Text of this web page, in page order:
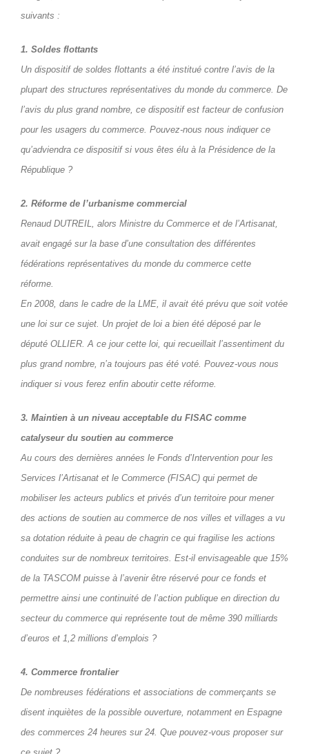
suivants :
1. Soldes flottants
Un dispositif de soldes flottants a été institué contre l’avis de la
plupart des structures représentatives du monde du commerce. De
l’avis du plus grand nombre, ce dispositif est facteur de confusion
pour les usagers du commerce. Pouvez-nous nous indiquer ce
qu’adviendra ce dispositif si vous êtes élu à la Présidence de la
République ?
2. Réforme de l’urbanisme commercial
Renaud DUTREIL, alors Ministre du Commerce et de l’Artisanat,
avait engagé sur la base d’une consultation des différentes
fédérations représentatives du monde du commerce cette
réforme.
En 2008, dans le cadre de la LME, il avait été prévu que soit votée
une loi sur ce sujet. Un projet de loi a bien été déposé par le
député OLLIER. A ce jour cette loi, qui recueillait l’assentiment du
plus grand nombre, n’a toujours pas été voté. Pouvez-vous nous
indiquer si vous ferez enfin aboutir cette réforme.
3. Maintien à un niveau acceptable du FISAC comme
catalyseur du soutien au commerce
Au cours des dernières années le Fonds d’Intervention pour les
Services l’Artisanat et le Commerce (FISAC) qui permet de
mobiliser les acteurs publics et privés d’un territoire pour mener
des actions de soutien au commerce de nos villes et villages a vu
sa dotation réduite à peau de chagrin ce qui fragilise les actions
conduites sur de nombreux territoires. Est-il envisageable que 15%
de la TASCOM puisse à l’avenir être réservé pour ce fonds et
permettre ainsi une continuité de l’action publique en direction du
secteur du commerce qui représente tout de même 390 milliards
d’euros et 1,2 millions d’emplois ?
4. Commerce frontalier
De nombreuses fédérations et associations de commerçants se
disent inquiètes de la possible ouverture, notamment en Espagne
des commerces 24 heures sur 24. Que pouvez-vous proposer sur